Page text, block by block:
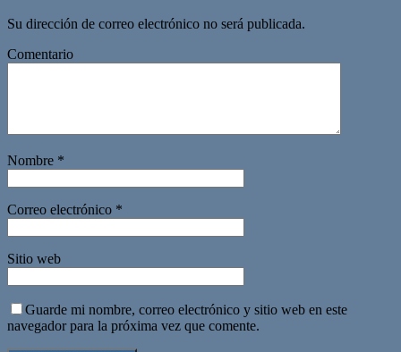
Su dirección de correo electrónico no será publicada.
Comentario
Nombre *
Correo electrónico *
Sitio web
Guarde mi nombre, correo electrónico y sitio web en este
navegador para la próxima vez que comente.